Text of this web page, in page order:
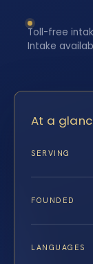
Toll-free
Intake
At a
SERVING
FOUNDED
LANGUAGES